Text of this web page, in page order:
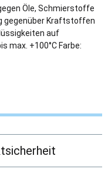
Öle, Schmierstoffe
gegenüber Kraftstoffen
auf
max. +100°C Farbe: